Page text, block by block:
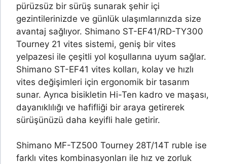
pürüzsüz bir sürüş sunarak şehir içi
gezintilerinizde ve günlük ulaşımlarınızda size
avantaj sağlıyor. Shimano ST-EF41/RD-TY300
Tourney 21 vites sistemi, geniş bir vites
yelpazesi ile çeşitli yol koşullarına uyum sağlar.
Shimano ST-EF41 vites kolları, kolay ve hızlı
vites değişimleri için ergonomik bir tasarım
sunar. Ayrıca bisikletin Hi-Ten kadro ve maşası,
dayanıklılığı ve hafifliği bir araya getirerek
sürüşünüzü daha keyifli hale getirir.
Shimano MF-TZ500 Tourney 28T/14T ruble ise
farklı vites kombinasyonları ile hız ve zorluk